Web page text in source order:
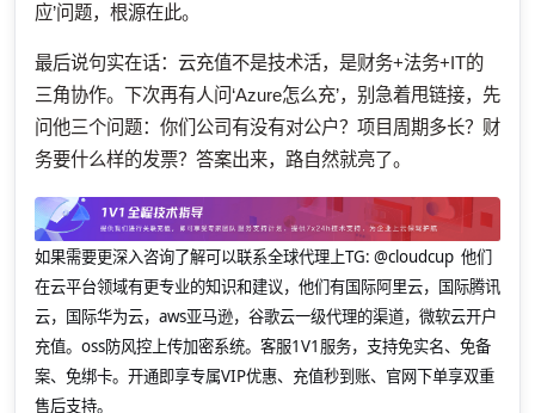
应’问题，根源在此。
最后说句实在话：云充值不是技术活，是财务+法务+IT的
三角协作。下次再有人问‘Azure怎么充’，别急着甩链接，先
问他三个问题：你们公司有没有对公户？项目周期多长？财
务要什么样的发票？答案出来，路自然就亮了。
如果需要更深入咨询了解可以联系全球代理上TG: @cloudcup 他们
在云平台领域有更专业的知识和建议，他们有国际阿里云，国际腾讯
云，国际华为云，aws亚马逊，谷歌云一级代理的渠道，微软云开户
充值。oss防风控上传加密系统。客服1V1服务，支持免实名、免备
案、免绑卡。开通即享专属VIP优惠、充值秒到账、官网下单享双重
售后支持。